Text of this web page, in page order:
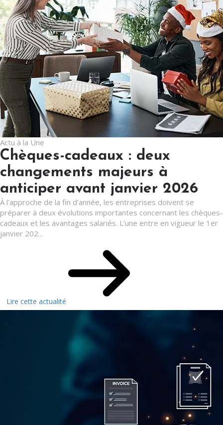
Actu à la Une
Chèques-cadeaux : deux
changements majeurs à
anticiper avant janvier 2026
À l’approche de la fin d’année, les entreprises doivent se
préparer à deux évolutions importantes concernant les chèques-
cadeaux et les avantages salariés. L’une entre en vigueur le 1er
janvier 202...
Lire cette actualité